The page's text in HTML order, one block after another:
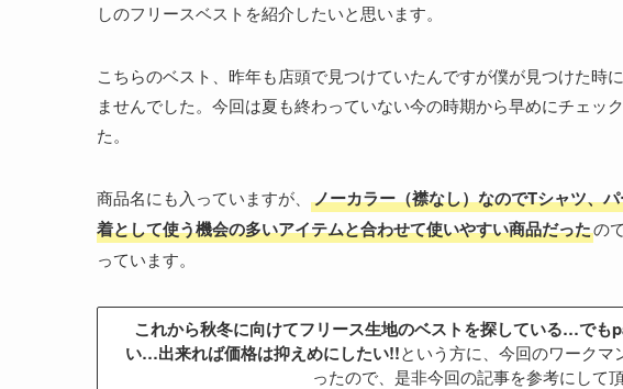
しのフリースベストを紹介したいと思います。
こちらのベスト、昨年も店頭で見つけていたんですが僕が見つけた時
ませんでした。今回は夏も終わっていない今の時期から早めにチェッ
た。
商品名にも入っていますが、 ノーカラー（襟なし）なのでTシャツ、
着として使う機会の多いアイテムと合わせて使いやすい商品だったの
っています。
これから秋冬に向けてフリース生地のベストを探している…で
い…出来れば価格は抑えめにしたい!!という方に、今回のワーク
ったので、是非今回の記事を参考にして